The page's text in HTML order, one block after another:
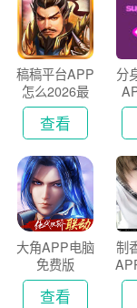
稿稿平台APP
怎么2026最
新版
查看
分
大角APP电脑
免费版
查看
制